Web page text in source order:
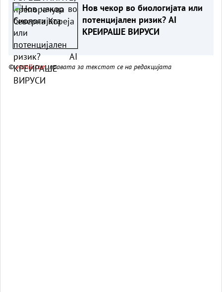
Нов чекор во биологијата или
потенцијален ризик? AI
КРЕИРАШЕ ВИРУСИ
©vesnik.com, правата за текстот се на редакцијата